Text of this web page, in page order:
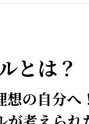
とは？
想の自分へ